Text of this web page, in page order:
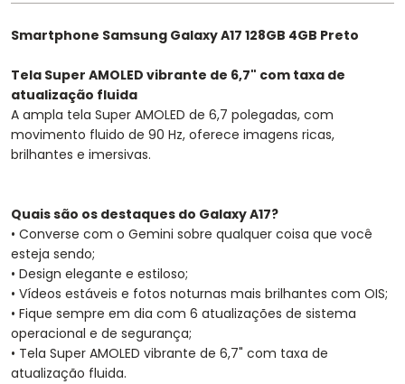
Smartphone Samsung Galaxy A17 128GB 4GB Preto
Tela Super AMOLED vibrante de 6,7" com taxa de
atualização fluida
A ampla tela Super AMOLED de 6,7 polegadas, com
movimento fluido de 90 Hz, oferece imagens ricas,
brilhantes e imersivas.
Quais são os destaques do Galaxy A17?
• Converse com o Gemini sobre qualquer coisa que você
esteja sendo;
• Design elegante e estiloso;
• Vídeos estáveis e fotos noturnas mais brilhantes com OIS;
• Fique sempre em dia com 6 atualizações de sistema
operacional e de segurança;
• Tela Super AMOLED vibrante de 6,7" com taxa de
atualização fluida.